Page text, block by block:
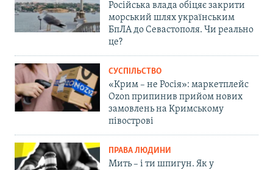
Російська влада обіцяє закрити
морський шлях українським
БпЛА до Севастополя. Чи реально
це?
СУСПІЛЬСТВО
«Крим – не Росія»: маркетплейс
Ozon припинив прийом нових
замовлень на Кримському
півострові
ПРАВА ЛЮДИНИ
Мить – і ти шпигун. Як у